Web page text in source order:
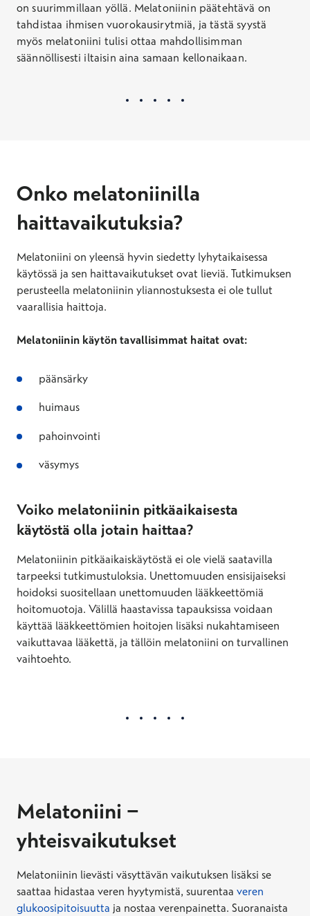
on suurimmillaan yöllä. Melatoniinin päätehtävä on
tahdistaa ihmisen vuorokausirytmiä, ja tästä syystä
myös melatoniini tulisi ottaa mahdollisimman
säännöllisesti iltaisin aina samaan kellonaikaan.
Onko melatoniinilla
haittavaikutuksia?
Melatoniini on yleensä hyvin siedetty lyhytaikaisessa
käytössä ja sen haittavaikutukset ovat lieviä. Tutkimuksen
perusteella melatoniinin yliannostuksesta ei ole tullut
vaarallisia haittoja.
Melatoniinin käytön tavallisimmat haitat ovat:
päänsärky
huimaus
pahoinvointi
väsymys
Voiko melatoniinin pitkäaikaisesta
käytöstä olla jotain haittaa?
Melatoniinin pitkäaikaiskäytöstä ei ole vielä saatavilla
tarpeeksi tutkimustuloksia. Unettomuuden ensisijaiseksi
hoidoksi suositellaan unettomuuden lääkkeettömiä
hoitomuotoja. Välillä haastavissa tapauksissa voidaan
käyttää lääkkeettömien hoitojen lisäksi nukahtamiseen
vaikuttavaa lääkettä, ja tällöin melatoniini on turvallinen
vaihtoehto.
Melatoniini −
yhteisvaikutukset
Melatoniinin lievästi väsyttävän vaikutuksen lisäksi se
saattaa hidastaa veren hyytymistä, suurentaa veren
glukoosipitoisuutta ja nostaa verenpainetta. Suoranaista